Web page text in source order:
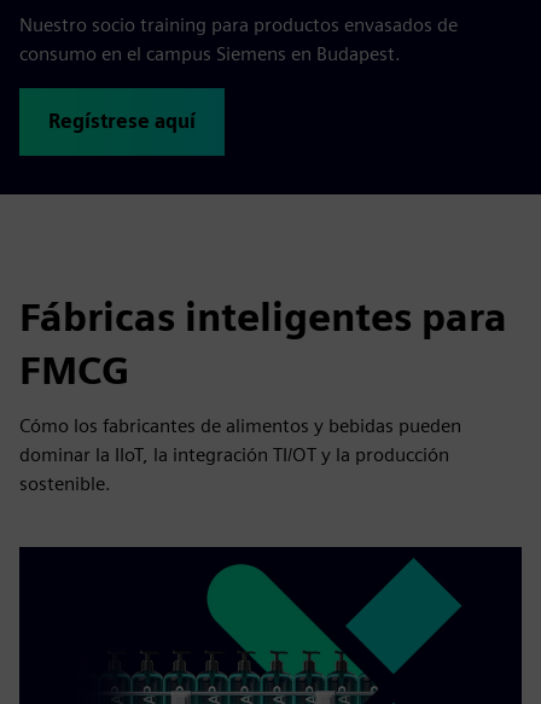
Nuestro socio training para productos envasados de
consumo en el campus Siemens en Budapest.
Regístrese aquí
Fábricas inteligentes para
FMCG
Cómo los fabricantes de alimentos y bebidas pueden
dominar la IIoT, la integración TI/OT y la producción
sostenible.